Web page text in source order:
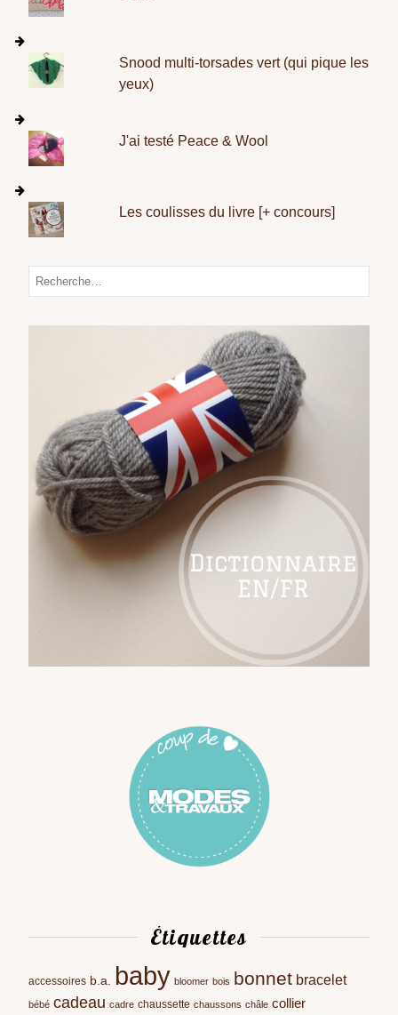
Snood multi-torsades vert (qui pique les
yeux)
J'ai testé Peace & Wool
Les coulisses du livre [+ concours]
Étiquettes
accessoires b.a. baby bloomer bois bonnet bracelet
bébé cadeau cadre chaussette chaussons châle collier